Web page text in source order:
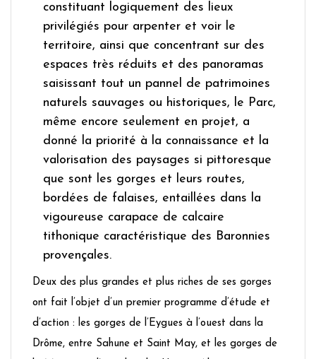
constituant logiquement des lieux
privilégiés pour arpenter et voir le
territoire, ainsi que concentrant sur des
espaces très réduits et des panoramas
saisissant tout un pannel de patrimoines
naturels sauvages ou historiques, le Parc,
même encore seulement en projet, a
donné la priorité à la connaissance et la
valorisation des paysages si pittoresque
que sont les gorges et leurs routes,
bordées de falaises, entaillées dans la
vigoureuse carapace de calcaire
tithonique caractéristique des Baronnies
provençales.
Deux des plus grandes et plus riches de ses gorges
ont fait l’objet d’un premier programme d’étude et
d’action : les gorges de l’Eygues à l’ouest dans la
Drôme, entre Sahune et Saint May, et les gorges de